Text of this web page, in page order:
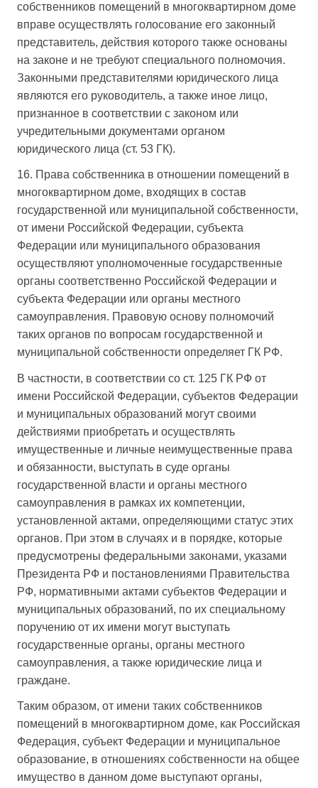
собственников помещений в многоквартирном доме
вправе осуществлять голосование его законный
представитель, действия которого также основаны
на законе и не требуют специального полномочия.
Законными представителями юридического лица
являются его руководитель, а также иное лицо,
признанное в соответствии с законом или
учредительными документами органом
юридического лица (ст. 53 ГК).
16. Права собственника в отношении помещений в
многоквартирном доме, входящих в состав
государственной или муниципальной собственности,
от имени Российской Федерации, субъекта
Федерации или муниципального образования
осуществляют уполномоченные государственные
органы соответственно Российской Федерации и
субъекта Федерации или органы местного
самоуправления. Правовую основу полномочий
таких органов по вопросам государственной и
муниципальной собственности определяет ГК РФ.
В частности, в соответствии со ст. 125 ГК РФ от
имени Российской Федерации, субъектов Федерации
и муниципальных образований могут своими
действиями приобретать и осуществлять
имущественные и личные неимущественные права
и обязанности, выступать в суде органы
государственной власти и органы местного
самоуправления в рамках их компетенции,
установленной актами, определяющими статус этих
органов. При этом в случаях и в порядке, которые
предусмотрены федеральными законами, указами
Президента РФ и постановлениями Правительства
РФ, нормативными актами субъектов Федерации и
муниципальных образований, по их специальному
поручению от их имени могут выступать
государственные органы, органы местного
самоуправления, а также юридические лица и
граждане.
Таким образом, от имени таких собственников
помещений в многоквартирном доме, как Российская
Федерация, субъект Федерации и муниципальное
образование, в отношениях собственности на общее
имущество в данном доме выступают органы,